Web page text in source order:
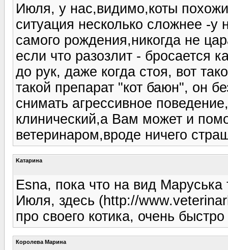
Июля, у нас,видимо,коты
ситуация несколько сложнее -у
самого рождения,никогда не
если что разозлит - бросается
до рук, даже когда стоя, вот
такой препарат "кот баюн", он
снимать агрессивное
клинический,а Вам может и
ветеринаром,вроде ничего
Kатарина
Esna, пока что на вид
Июля, здесь (http://
про своего котика, очень
Королева Марина